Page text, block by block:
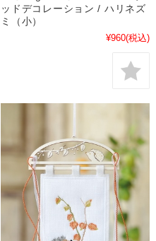
ッドデコレーション / ハリネズ
ミ（小）
¥960(税込)